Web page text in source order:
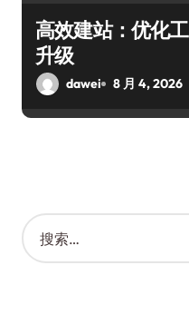
高效建站：优化
升级
dawei 8 月 4, 2026
搜
索
：